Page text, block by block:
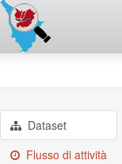
Dataset
Flusso di attività